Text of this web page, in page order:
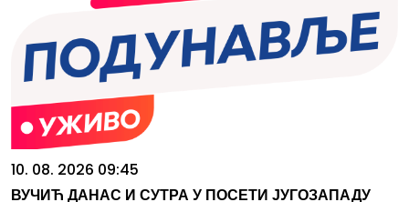
10. 08. 2026 09:45
ВУЧИЋ ДАНАС И СУТРА У ПОСЕТИ ЈУГОЗАПАДУ